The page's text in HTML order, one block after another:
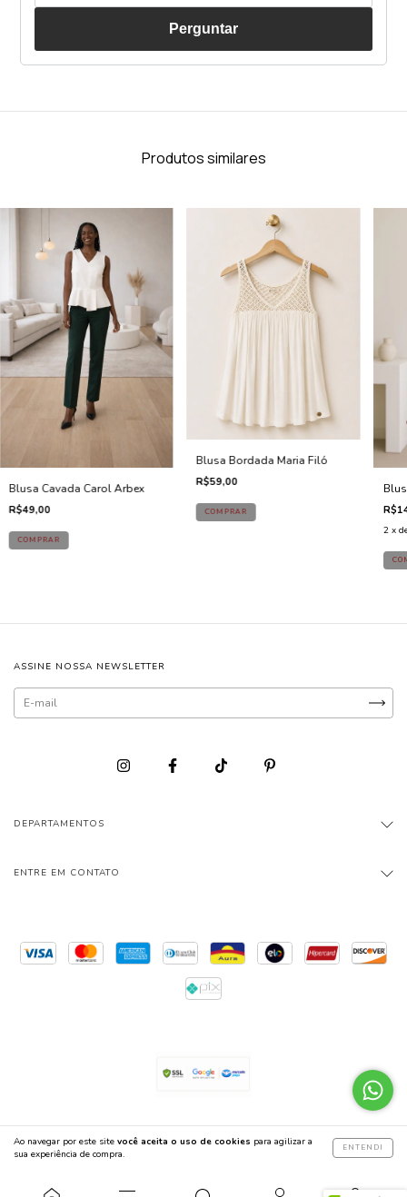
Ao navegar por este site você aceita o uso de cookies para agilizar a
sua experiência de compra.
ENTENDI
Perguntar
Produtos similares
Blusa Cavada Carol Arbex
R$49,00
Blusa Bordada Maria Filó
R$59,00
2 x
ASSINE NOSSA NEWSLETTER
DEPARTAMENTOS
ENTRE EM CONTATO
Copyright Biliskinho Ltda. - 44998922000105 - 2026. Todos os direitos reservados.